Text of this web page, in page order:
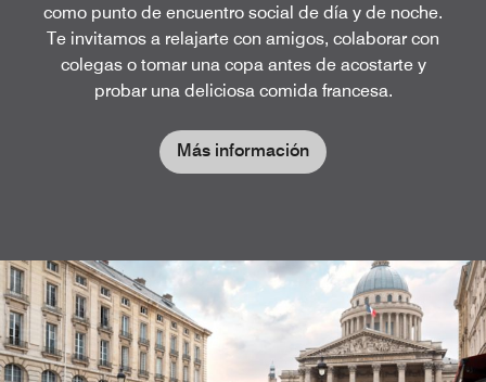
como punto de encuentro social de día y de noche.
Te invitamos a relajarte con amigos, colaborar con
colegas o tomar una copa antes de acostarte y
probar una deliciosa comida francesa.
Más información